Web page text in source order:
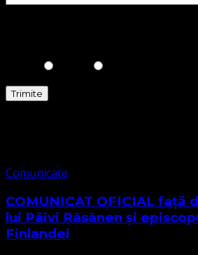
Comunicate
COMUNICAT OFICIAL față
lui Päivi Räsänen și
Finlandei